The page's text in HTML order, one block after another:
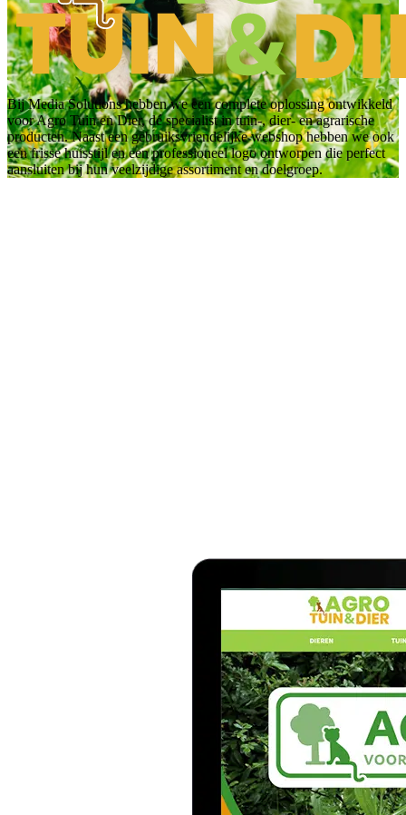
Bij Media Solutions hebben we een complete oplossing ontwikkeld
voor Agro Tuin en Dier, dé specialist in tuin-, dier- en agrarische
producten. Naast een gebruiksvriendelijke webshop hebben we ook
een frisse huisstijl en een professioneel logo ontworpen die perfect
aansluiten bij hun veelzijdige assortiment en doelgroep.